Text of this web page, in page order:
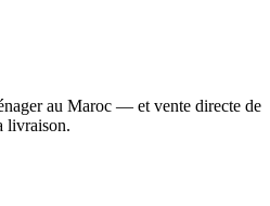
au Maroc — et vente directe de
livraison.